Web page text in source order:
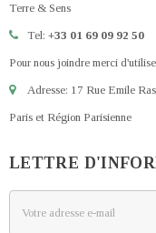
Terre & Sens
Tel: +33 01 69 09 92 50
Pour nous joindre merci
Adresse: 17 Rue Emile
Paris et Région Parisienne
LETTRE